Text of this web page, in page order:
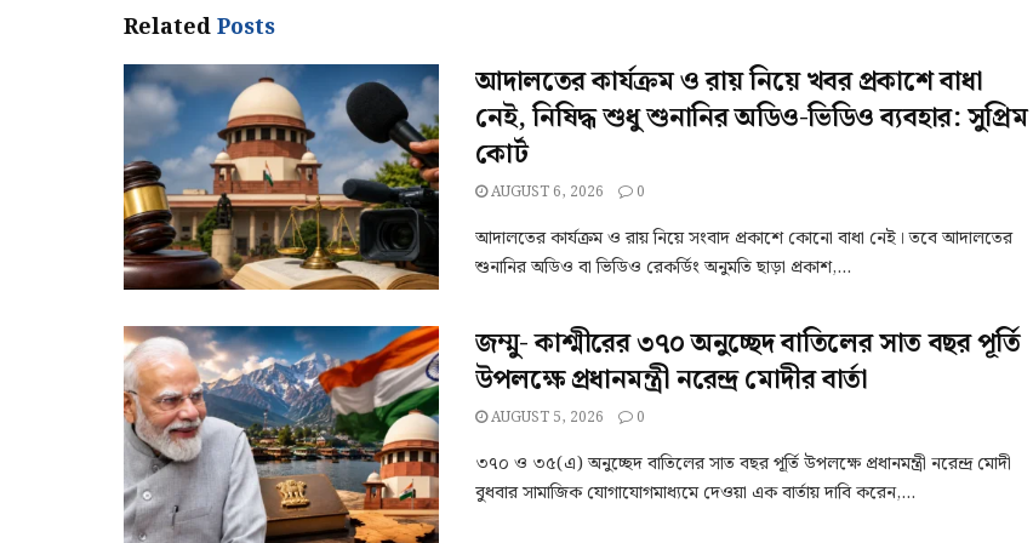
RelatedPosts
আদালতের কার্যক্রম ও রায় নিয়ে খবর প্রকাশে বাধা
নেই, নিষিদ্ধ শুধু শুনানির অডিও-ভিডিও ব্যবহার: সুপ্রিম
কোর্ট
AUGUST 6, 2026 0
আদালতের কার্যক্রম ও রায় নিয়ে সংবাদ প্রকাশে কোনো বাধা নেই। তবে আদালতের
শুনানির অডিও বা ভিডিও রেকর্ডিং অনুমতি ছাড়া প্রকাশ,...
জম্মু- কাশ্মীরের ৩৭০ অনুচ্ছেদ বাতিলের সাত বছর পূর্তি
উপলক্ষে প্রধানমন্ত্রী নরেন্দ্র মোদীর বার্তা
AUGUST 5, 2026 0
৩৭০ ও ৩৫(এ) অনুচ্ছেদ বাতিলের সাত বছর পূর্তি উপলক্ষে প্রধানমন্ত্রী নরেন্দ্র মোদী
বুধবার সামাজিক যোগাযোগমাধ্যমে দেওয়া এক বার্তায় দাবি করেন,...